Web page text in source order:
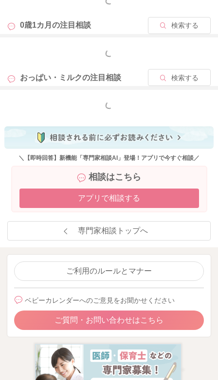
どうぞよろしくお願いします。
0歳1カ月の注目相談 検索する
もっと見る
おっぱい・ミルクの注目相談 検索する
もっと見る
＼【即時回答】新機能「専門家相談AI」登場！アプリで今すぐ相談／
相談はこちら
アプリで相談する
専門家相談トップへ
ご利用のルールとマナー
ベビーカレンダーへのご意見をお聞かせください
ご質問・お問い合わせはこちら